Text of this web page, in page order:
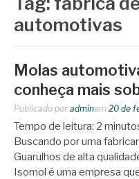
automotivas
Molas
conheça mais
Publicado por adminem 20 de
Tempo de leitura: 2
Buscando por uma
Guarulhos de alta
Isomol é uma empresa